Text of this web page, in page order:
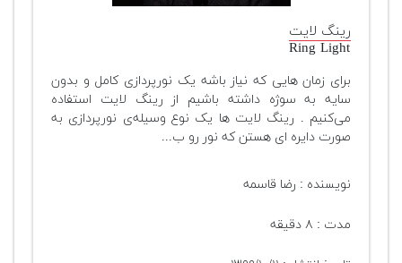
رینگ لایت
Ring Light
برای زمان هایی که نیاز باشه یک نورپردازی کامل و بدون
سایه به سوژه داشته باشیم از رینگ لایت استفاده
می‌کنیم . رینگ لایت ها یک نوع وسیله‌ی نورپردازی به
صورت دایره ای هستن که نور رو ب...
نویسنده : رضا قاسمه
مدت : ۸ دقیقه